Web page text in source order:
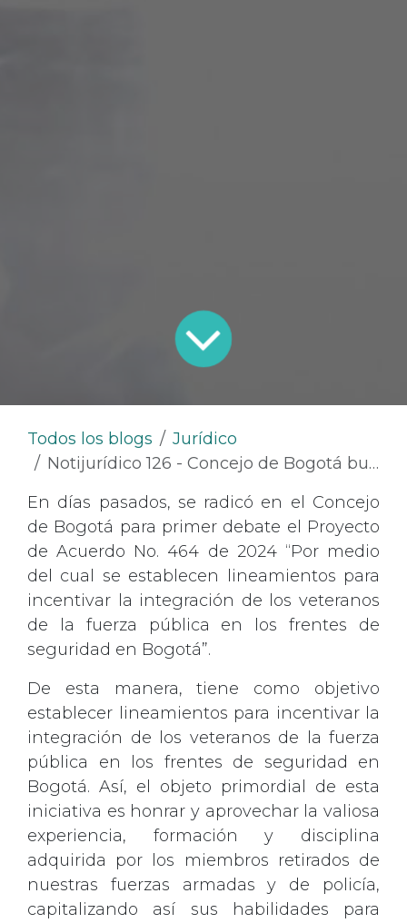
Todos los blogs
Jurídico
Notijurídico 126 - Concejo de Bogotá busca incentivar la integración de los veteranos de la fuerza pública en los frentes de seguridad
En días pasados, se radicó en el Concejo
de Bogotá para primer debate el Proyecto
de Acuerdo No. 464 de 2024 “Por medio
del cual se establecen lineamientos para
incentivar la integración de los veteranos
de la fuerza pública en los frentes de
seguridad en Bogotá”.
De esta manera, tiene como objetivo
establecer lineamientos para incentivar la
integración de los veteranos de la fuerza
pública en los frentes de seguridad en
Bogotá. Así, el objeto primordial de esta
iniciativa es honrar y aprovechar la valiosa
experiencia, formación y disciplina
adquirida por los miembros retirados de
nuestras fuerzas armadas y de policía,
capitalizando así sus habilidades para